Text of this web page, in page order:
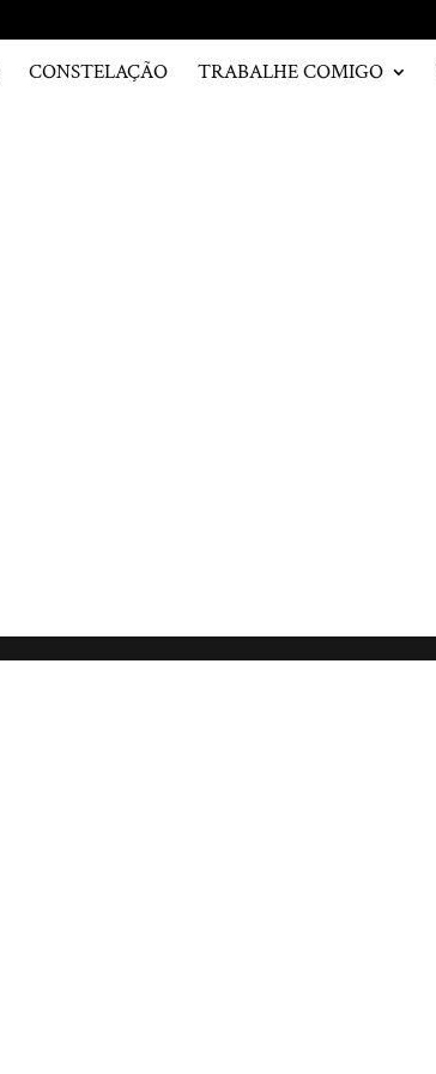
CONSTELAÇÃO TRABALHE COMIGO